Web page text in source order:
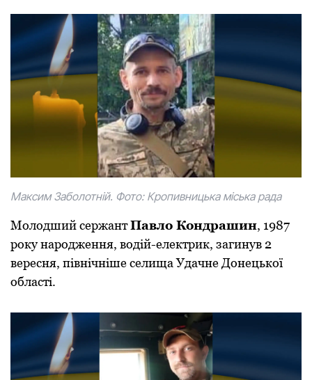
Максим Заболотній. Фото: Кропивницька міська рада
Молодший сержантПавло Кондрашин, 1987
року народження, водій-електрик, загинув 2
вересня, північніше селища Удачне Донецької
області.